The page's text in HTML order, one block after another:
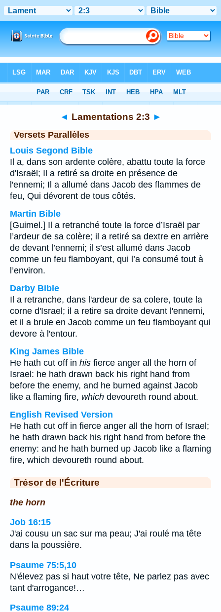
> Chapitre 2 > Verset 3
◄ Lamentations 2:3 ►
Versets Parallèles
Louis Segond Bible
Il a, dans son ardente colère, abattu toute la force
d'Israël; Il a retiré sa droite en présence de
l'ennemi; Il a allumé dans Jacob des flammes de
feu, Qui dévorent de tous côtés.
Martin Bible
[Guimel.] Il a retranché toute la force d’Israël par
l’ardeur de sa colère; il a retiré sa dextre en arrière
de devant l’ennemi; il s’est allumé dans Jacob
comme un feu flamboyant, qui l’a consumé tout à
l’environ.
Darby Bible
Il a retranche, dans l'ardeur de sa colere, toute la
corne d'Israel; il a retire sa droite devant l'ennemi,
et il a brule en Jacob comme un feu flamboyant qui
devore à l'entour.
King James Bible
He hath cut off in his fierce anger all the horn of
Israel: he hath drawn back his right hand from
before the enemy, and he burned against Jacob
like a flaming fire, which devoureth round about.
English Revised Version
He hath cut off in fierce anger all the horn of Israel;
he hath drawn back his right hand from before the
enemy: and he hath burned up Jacob like a flaming
fire, which devoureth round about.
Trésor de l'Écriture
the horn
Job 16:15
J'ai cousu un sac sur ma peau; J'ai roulé ma tête
dans la poussière.
Psaume 75:5,10
N'élevez pas si haut votre tête, Ne parlez pas avec
tant d'arrogance!…
Psaume 89:24